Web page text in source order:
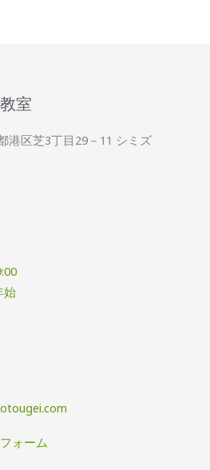
室
港区芝3丁目29－11 シミズ
始
ォーム